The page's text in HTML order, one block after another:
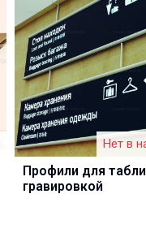
Нет в
Профили для
гравировкой